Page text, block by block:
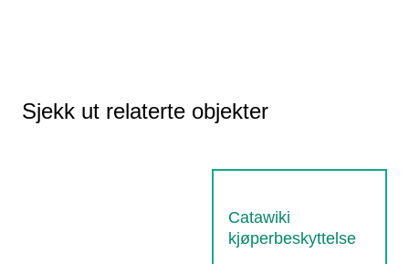
Sjekk ut relaterte objekter
Catawiki
kjøperbeskyttelse